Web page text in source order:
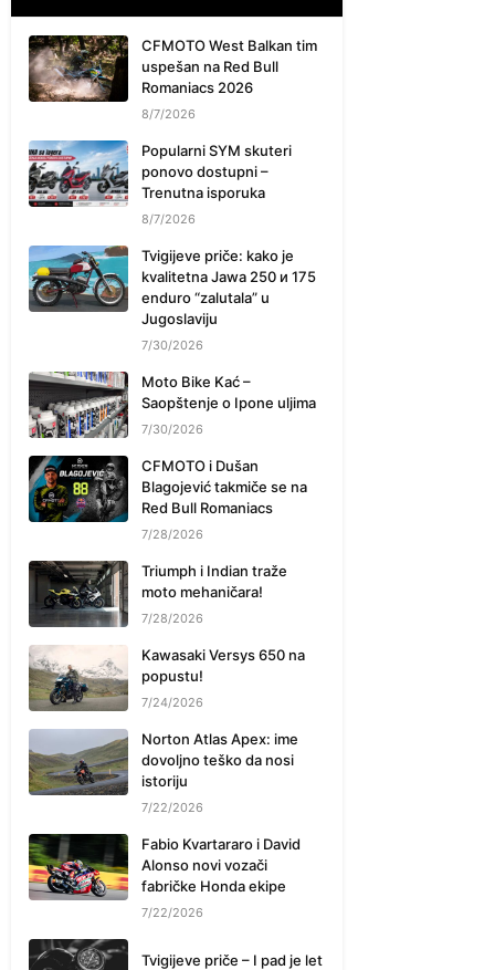
CFMOTO West Balkan tim
uspešan na Red Bull
Romaniacs 2026
8/7/2026
Popularni SYM skuteri
ponovo dostupni –
Trenutna isporuka
8/7/2026
Tvigijeve priče: kako je
kvalitetna Jawa 250 и 175
enduro “zalutala” u
Jugoslaviju
7/30/2026
Moto Bike Kać –
Saopštenje o Ipone uljima
7/30/2026
CFMOTO i Dušan
Blagojević takmiče se na
Red Bull Romaniacs
7/28/2026
Triumph i Indian traže
moto mehaničara!
7/28/2026
Kawasaki Versys 650 na
popustu!
7/24/2026
Norton Atlas Apex: ime
dovoljno teško da nosi
istoriju
7/22/2026
Fabio Kvartararo i David
Alonso novi vozači
fabričke Honda ekipe
7/22/2026
Tvigijeve priče – I pad je let